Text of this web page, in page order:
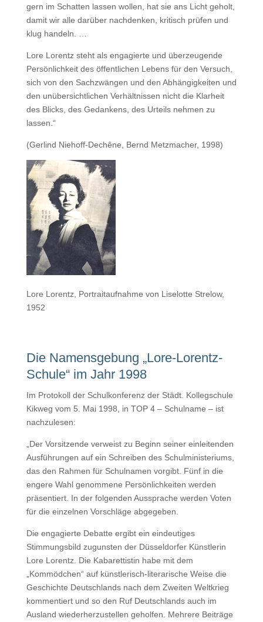
gern im Schatten lassen wollen, hat sie ans Licht geholt,
damit wir alle darüber nachdenken, kritisch prüfen und
klug handeln. …
Lore Lorentz steht als engagierte und überzeugende
Persönlichkeit des öffentlichen Lebens für den Versuch,
sich von den Sachzwängen und den Abhängigkeiten und
den unübersichtlichen Verhältnissen nicht die Klarheit
des Blicks, des Gedankens, des Urteils nehmen zu
lassen.“
(Gerlind Niehoff-Dechêne, Bernd Metzmacher, 1998)
Lore Lorentz, Portraitaufnahme von Liselotte Strelow,
1952
Die Namensgebung „Lore-Lorentz-
Schule“ im Jahr 1998
Im Protokoll der Schulkonferenz der Städt. Kollegschule
Kikweg vom 5. Mai 1998, in TOP 4 – Schulname – ist
nachzulesen:
„Der Vorsitzende verweist zu Beginn seiner einleitenden
Ausführungen auf ein Schreiben des Schulministeriums,
das den Rahmen für Schulnamen vorgibt. Fünf in die
engere Wahl genommene Persönlichkeiten werden
präsentiert. In der folgenden Aussprache werden Voten
für die einzelnen Vorschläge abgegeben.
Die engagierte Debatte ergibt ein eindeutiges
Stimmungsbild zugunsten der Düsseldorfer Künstlerin
Lore Lorentz. Die Kabarettistin habe mit dem
„Kommödchen“ auf künstlerisch-literarische Weise die
Geschichte Deutschlands nach dem Zweiten Weltkrieg
kommentiert und so den Ruf Deutschlands auch im
Ausland wiederherzustellen geholfen. Mehrere Beiträge